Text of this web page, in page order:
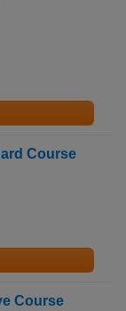
Course
Course